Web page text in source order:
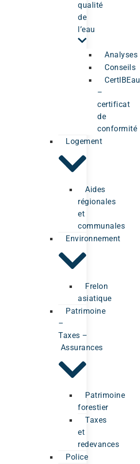
qualité
de
l’eau
Analyses
Conseils
CertIBEau
–
certificat
de
conformité
Logement
Aides
régionales
et
communales
Environnement
Frelon
asiatique
Patrimoine
–
Taxes –
Assurances
Patrimoine
forestier
Taxes
et
redevances
Police